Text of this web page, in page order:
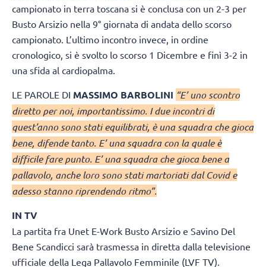
campionato in terra toscana si è conclusa con un 2-3 per
Busto Arsizio nella 9° giornata di andata dello scorso
campionato. L’ultimo incontro invece, in ordine
cronologico, si è svolto lo scorso 1 Dicembre e finì 3-2 in
una sfida al cardiopalma.
LE PAROLE DI MASSIMO BARBOLINI “E’ uno scontro
diretto per noi, importantissimo. I due incontri di
quest’anno sono stati equilibrati, è una squadra che gioca
bene, difende tanto. E’ una squadra con la quale è
difficile fare punto. E’ una squadra che gioca bene a
pallavolo, anche loro sono stati martoriati dal Covid e
adesso stanno riprendendo ritmo”.
IN TV
La partita fra Unet E-Work Busto Arsizio e Savino Del
Bene Scandicci sarà trasmessa in diretta dalla televisione
ufficiale della Lega Pallavolo Femminile (LVF TV).